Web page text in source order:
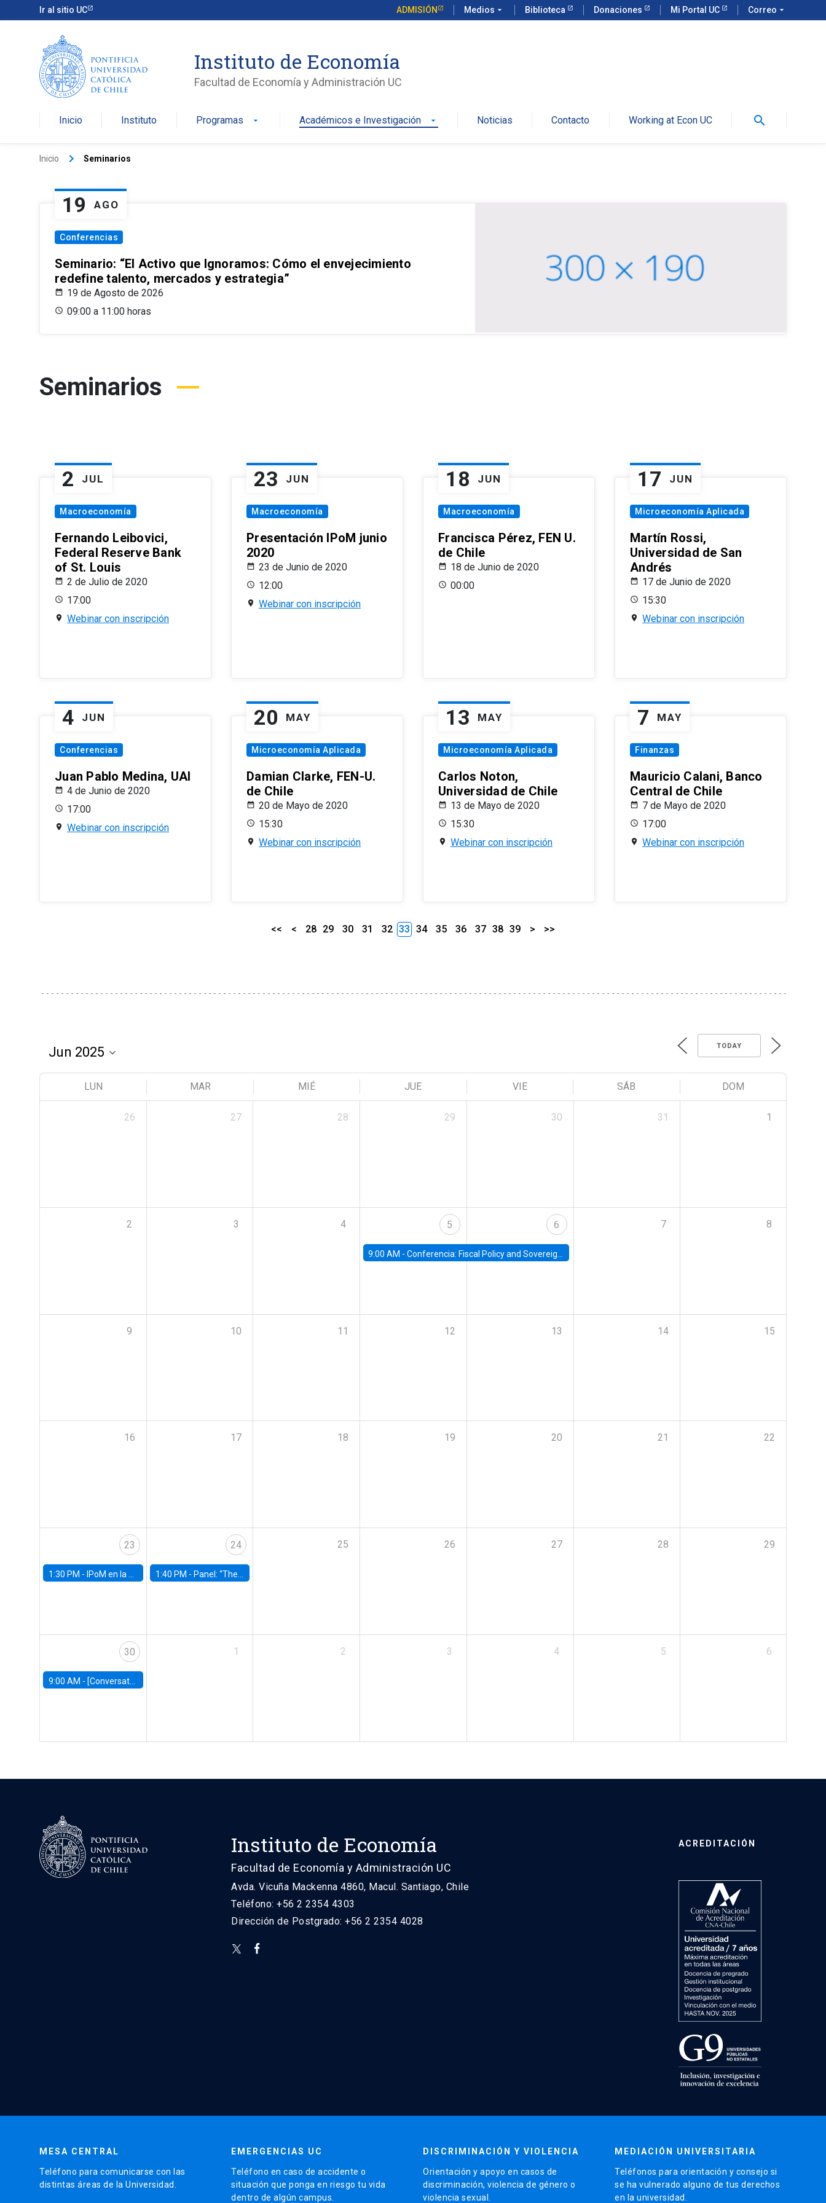
Ir al sitio UC ADMISIÓN Medios arrow_drop_down Biblioteca Donaciones Mi Portal UC Correo arrow_drop_down
Instituto de Economía
Facultad de Economía y Administración UC
Inicio Instituto Programas arrow_drop_down Académicos e Investigación arrow_drop_down Noticias Contacto Working at Econ UC search
Inicio keyboard_arrow_right Seminarios
19 AGO
Conferencias
Seminario: “El Activo que Ignoramos: Cómo el envejecimiento
redefine talento, mercados y estrategia”
19 de Agosto de 2026
09:00 a 11:00 horas
Seminarios
2 JUL
Macroeconomía
Fernando Leibovici,
Federal Reserve Bank
of St. Louis
2 de Julio de 2020
17:00
Webinar con inscripción
23 JUN
Macroeconomía
Presentación IPoM junio
2020
23 de Junio de 2020
12:00
Webinar con inscripción
18 JUN
Macroeconomía
Francisca Pérez, FEN U.
de Chile
18 de Junio de 2020
00:00
17 JUN
Microeconomía Aplicada
Martín Rossi,
Universidad de San
Andrés
17 de Junio de 2020
15:30
Webinar con inscripción
4 JUN
Conferencias
Juan Pablo Medina, UAI
4 de Junio de 2020
17:00
Webinar con inscripción
20 MAY
Microeconomía Aplicada
Damian Clarke, FEN-U.
de Chile
20 de Mayo de 2020
15:30
Webinar con inscripción
13 MAY
Microeconomía Aplicada
Carlos Noton,
Universidad de Chile
13 de Mayo de 2020
15:30
Webinar con inscripción
7 MAY
Finanzas
Mauricio Calani, Banco
Central de Chile
7 de Mayo de 2020
17:00
Webinar con inscripción
<< < 28 29 30 31 32 33 34 35 36 37 38 39 > >>
TODAY
LUN MAR MIÉ JUE VIE SÁB DOM
26 27 28 29 30 31 1
2 3 4 5
9:00 AM -Conferencia: Fiscal Policy and Sovereign Debt
6 7 8
9 10 11 12 13 14 15
16 17 18 19 20 21 22
23
1:30 PM - IPoM en la Facultad
24
1:40 PM - Panel: “The Economic Burden of Mental Health in Children and Adolescents: Why Expanding Access Matters”
25 26 27 28 29
30
9:00 AM - [Conversatorio] El futuro de Chile: Visiones para reactivar el crecimiento
1 2 3 4 5 6
Instituto de Economía
Facultad de Economía y Administración UC
Avda. Vicuña Mackenna 4860, Macul. Santiago, Chile
Teléfono: +56 2 2354 4303
Dirección de Postgrado: +56 2 2354 4028
ACREDITACIÓN
MESA CENTRAL
Teléfono para comunicarse con las
distintas áreas de la Universidad.
EMERGENCIAS UC
Teléfono en caso de accidente o
situación que ponga en riesgo tu vida
dentro de algún campus.
DISCRIMINACIÓN Y VIOLENCIA
Orientación y apoyo en casos de
discriminación, violencia de género o
violencia sexual.
MEDIACIÓN UNIVERSITARIA
Teléfonos para orientación y consejo si
se ha vulnerado alguno de tus derechos
en la universidad.